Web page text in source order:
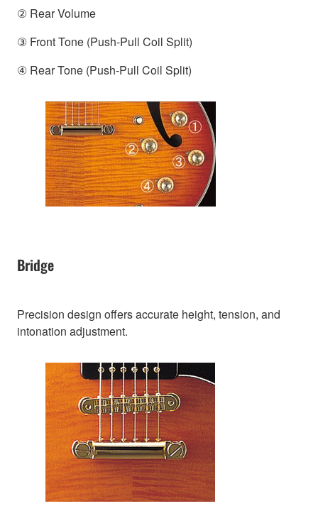
② Rear Volume
③ Front Tone (Push-Pull Coil Split)
④ Rear Tone (Push-Pull Coil Split)
Bridge
Precision design offers accurate height, tension, and
intonation adjustment.